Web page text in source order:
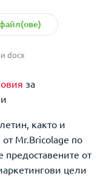
docx
за
както и
Mr.Bricolage по
предоставените от
цели